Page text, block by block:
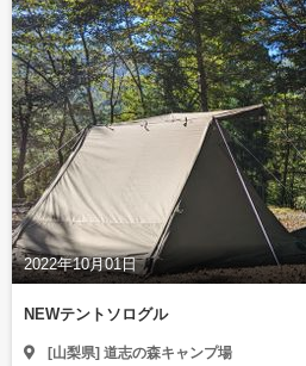
2022年10月01日
NEWテントソログル
[山梨県] 道志の森キャンプ場